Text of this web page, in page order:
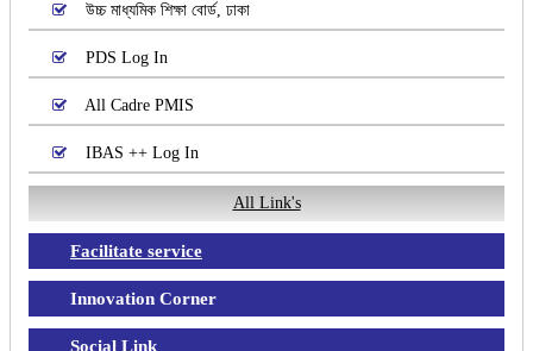
উচ্চ মাধ্যমিক শিক্ষা বোর্ড, ঢাকা
PDS Log In
All Cadre PMIS
IBAS ++ Log In
All Link's
Facilitate service
Innovation Corner
Social Link